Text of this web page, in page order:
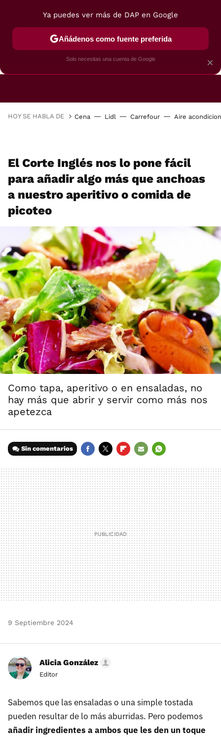
FREIDORAS DE AIRE GUÍAS DE
HOY SE HABLA DE Cena Lidl Carrefour Aire
El Corte Inglés nos lo pone fácil
para añadir algo más que anchoas
a nuestro aperitivo o comida de
picoteo
Como tapa, aperitivo o en ensaladas, no
hay más que abrir y servir como más nos
apetezca
Sin comentarios
MAIL
9 Septiembre 2024
Alicia González
Editor
Sabemos que las ensaladas o una simple tostada
pueden resultar de lo más aburridas. Pero podemos
añadir ingredientes a ambos que les den un toque
×
Ya puedes ver más de DAP en Google
Añádenos como fuente preferida
Solo necesitas una cuenta de Google